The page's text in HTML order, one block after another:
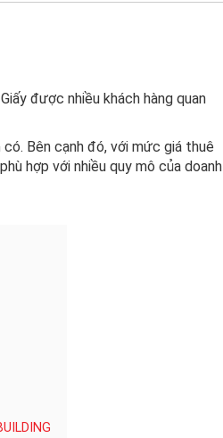
được nhiều khách hàng quan
Bên cạnh đó, với mức giá thuê
hợp với nhiều quy mô của doanh